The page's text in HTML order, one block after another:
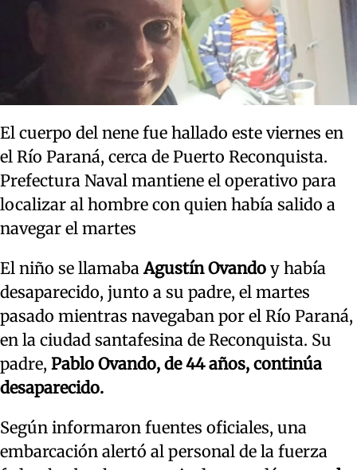
El cuerpo del nene fue hallado este viernes en
el Río Paraná, cerca de Puerto Reconquista.
Prefectura Naval mantiene el operativo para
localizar al hombre con quien había salido a
navegar el martes
El niño se llamabaAgustín Ovando y había
desaparecido, junto a su padre, el martes
pasado mientras navegaban por el Río Paraná,
en la ciudad santafesina de Reconquista. Su
padre, Pablo Ovando, de 44 años, continúa
desaparecido.
Según informaron fuentes oficiales, una
embarcación alertó al personal de la fuerza